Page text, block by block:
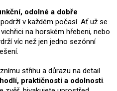
odolné a dobře
v každém počasí. Ať už se
na horském hřebeni, nebo
víc než jen jedno sezónní
střihu a důrazu na detail
praktičnosti a odolnosti.